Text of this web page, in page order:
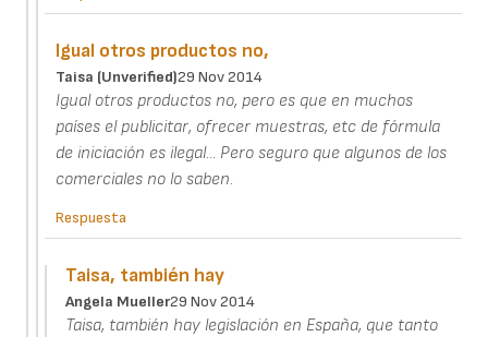
Igual otros productos no,
Taisa (unverified)29 Nov 2014
Igual otros productos no, pero es que en muchos
países el publicitar, ofrecer muestras, etc de fórmula
de iniciación es ilegal... Pero seguro que algunos de los
comerciales no lo saben.
Respuesta
Taisa, también hay
Angela Mueller29 Nov 2014
Taisa, también hay legislación en España, que tanto